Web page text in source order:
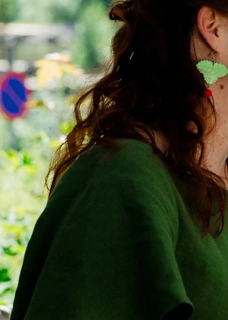
Tapahtumat
Lomaohjelma & luonto
Rauhalahti & Kuopio
Uppo-Nallen koti Rauhalahti
Tanssikalenteri
Karaoke
”Kurlauksen” MM-kisat
Magic Comedy Night 4
Tapahtumakalenteri
Lippukauppa
Ryhmät
VARAA HUONE